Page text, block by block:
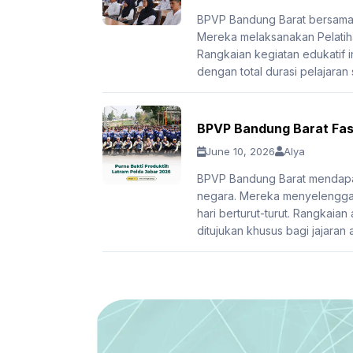
BPVP Bandung Barat
Mereka melaksanakan
Rangkaian kegiatan edukatif
dengan total durasi pelajaran
BPVP Bandung Barat
June 10, 2026 Alya
BPVP Bandung Barat
negara. Mereka
hari berturut-turut.
ditujukan khusus bagi jajaran